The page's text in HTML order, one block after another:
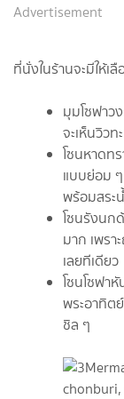
Advertisement
ที่นั่งในร้านจะมีให้เ
มุมโซฟาว
จะเห็นวิว
โซนหาดท
แบบย่อม
พร้อมสระ
โซนรังนก
มาก เพรา
เลยทีเดียว
โซนโซฟา
พระอาทิต
ชิล ๆ